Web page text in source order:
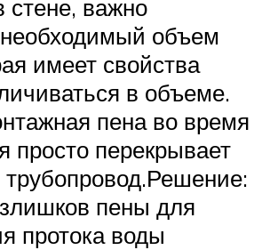
стене, важно
объем
имеет свойства
в объеме.
пена во время
просто перекрывает
пены для
протока воды